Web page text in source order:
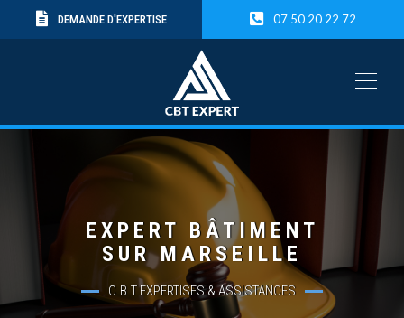
DEMANDE D'EXPERTISE 07 50 20 22 72
EXPERT BÂTIMENT
SUR MARSEILLE
C.B.T EXPERTISES & ASSISTANCES